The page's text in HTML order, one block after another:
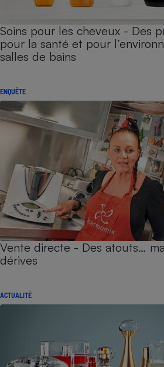
Soins pour les cheveux - Des
pour la santé et pour
salles de bains
ENQUÊTE
Vente directe - Des atouts…
dérives
ACTUALITÉ